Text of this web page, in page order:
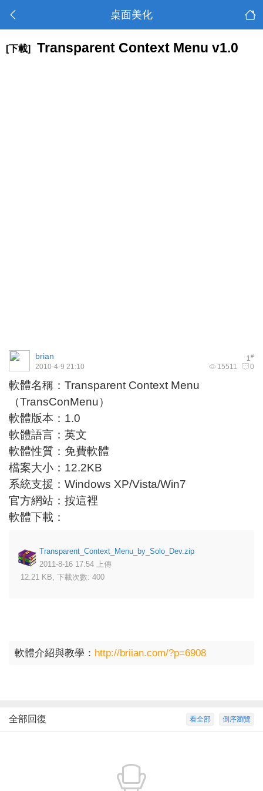
桌面美化
[下載] Transparent Context Menu v1.0
1#
brian
15511 0
2010-4-9 21:10
軟體名稱：Transparent Context Menu
（TransConMenu）
軟體版本：1.0
軟體語言：英文
軟體性質：免費軟體
檔案大小：12.2KB
系統支援：Windows XP/Vista/Win7
官方網站： 按這裡
軟體下載：
Transparent_Context_Menu_by_Solo_Dev.zip
2011-8-16 17:54 上傳
12.21 KB, 下載次數: 400
軟體介紹與教學： http://briian.com/?p=6908
倒序瀏覽
看全部
全部回復